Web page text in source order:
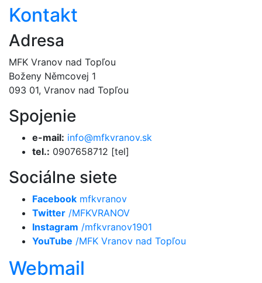
Kontakt
Adresa
MFK Vranov nad Topľou
Boženy Němcovej 1
093 01, Vranov nad Topľou
Spojenie
e-mail: info@mfkvranov.sk
tel.: 0907658712 [tel]
Sociálne siete
Facebook mfkvranov
Twitter /MFKVRANOV
Instagram /mfkvranov1901
YouTube /MFK Vranov nad Topľou
Webmail